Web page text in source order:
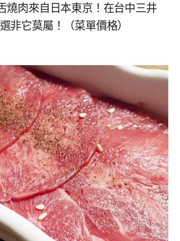
燒肉來自日本東京！在台中三井
非它莫屬！（菜單價格）